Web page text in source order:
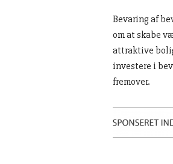
Bevaring af
om at skabe
attraktive
investere i
fremover.